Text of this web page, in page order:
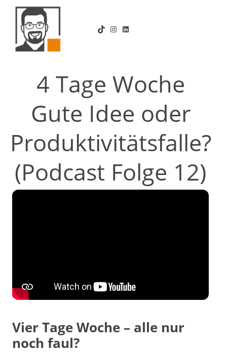
Zum
Inhalt
springen
TikTokInstagram
LinkedIn
4 Tage Woche
Gute Idee oder
Produktivitätsfalle?
(Podcast Folge 12)
Vier Tage Woche – alle nur
noch faul?